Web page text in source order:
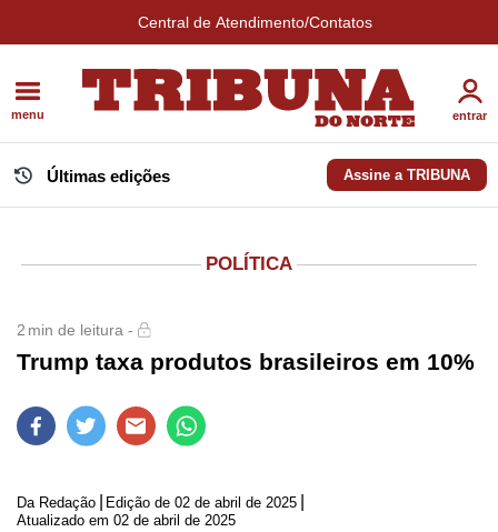
Central de Atendimento/Contatos
menu entrar
Últimas edições Assine a TRIBUNA
POLÍTICA
2 min de leitura -
Trump taxa produtos brasileiros em 10%
Da Redação Edição de 02 de abril de 2025
Atualizado em 02 de abril de 2025